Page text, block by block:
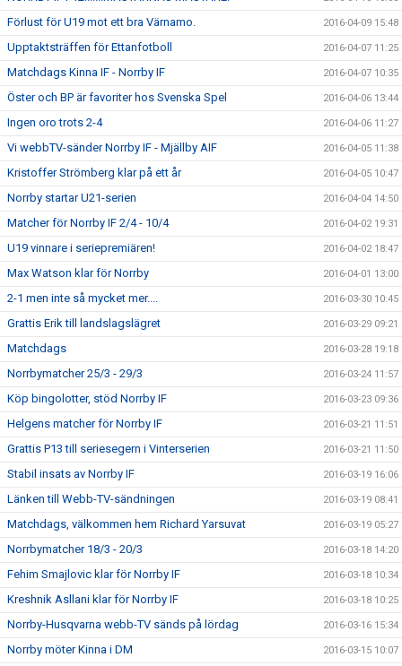
Förlust för U19 mot ett bra Värnamo. 2016-04-09 15:48
Upptaktsträffen för Ettanfotboll 2016-04-07 11:25
Matchdags Kinna IF - Norrby IF 2016-04-07 10:35
Öster och BP är favoriter hos Svenska Spel 2016-04-06 13:44
Ingen oro trots 2-4 2016-04-06 11:27
Vi webbTV-sänder Norrby IF - Mjällby AIF 2016-04-05 11:38
Kristoffer Strömberg klar på ett år 2016-04-05 10:47
Norrby startar U21-serien 2016-04-04 14:50
Matcher för Norrby IF 2/4 - 10/4 2016-04-02 19:31
U19 vinnare i seriepremiären! 2016-04-02 18:47
Max Watson klar för Norrby 2016-04-01 13:00
2-1 men inte så mycket mer.... 2016-03-30 10:45
Grattis Erik till landslagslägret 2016-03-29 09:21
Matchdags 2016-03-28 19:18
Norrbymatcher 25/3 - 29/3 2016-03-24 11:57
Köp bingolotter, stöd Norrby IF 2016-03-23 09:36
Helgens matcher för Norrby IF 2016-03-21 11:51
Grattis P13 till seriesegern i Vinterserien 2016-03-21 11:50
Stabil insats av Norrby IF 2016-03-19 16:06
Länken till Webb-TV-sändningen 2016-03-19 08:41
Matchdags, välkommen hem Richard Yarsuvat 2016-03-19 05:27
Norrbymatcher 18/3 - 20/3 2016-03-18 14:20
Fehim Smajlovic klar för Norrby IF 2016-03-18 10:34
Kreshnik Asllani klar för Norrby IF 2016-03-18 10:25
Norrby-Husqvarna webb-TV sänds på lördag 2016-03-16 15:34
Norrby möter Kinna i DM 2016-03-15 10:07